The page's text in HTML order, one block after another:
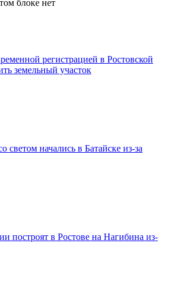
блоке нет
регистрацией в Ростовской
земельный участок
светом начались в Батайске из-за
построят в Ростове на Нагибина из-